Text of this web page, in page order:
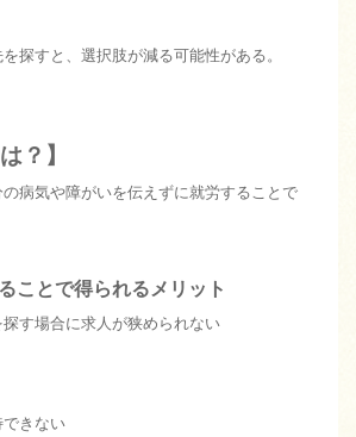
探すと、選択肢が減る可能性がある。
？】
病気や障がいを伝えずに就労することで
ことで得られるメリット
探す場合に求人が狭められない
できない